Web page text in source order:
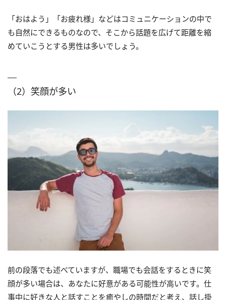
「おはよう」「お疲れ様」などはコミュニケーションの中で
も自然にできるものなので、そこから話題を広げて距離を縮
めていこうとする男性は多いでしょう。
（2）笑顔が多い
前の段落でも述べていますが、職場でも会話をするときに笑
顔が多い場合は、あなたに好意がある可能性が高いです。仕
事中に好きな人と話すことを癒やしの時間だと考え、話し掛